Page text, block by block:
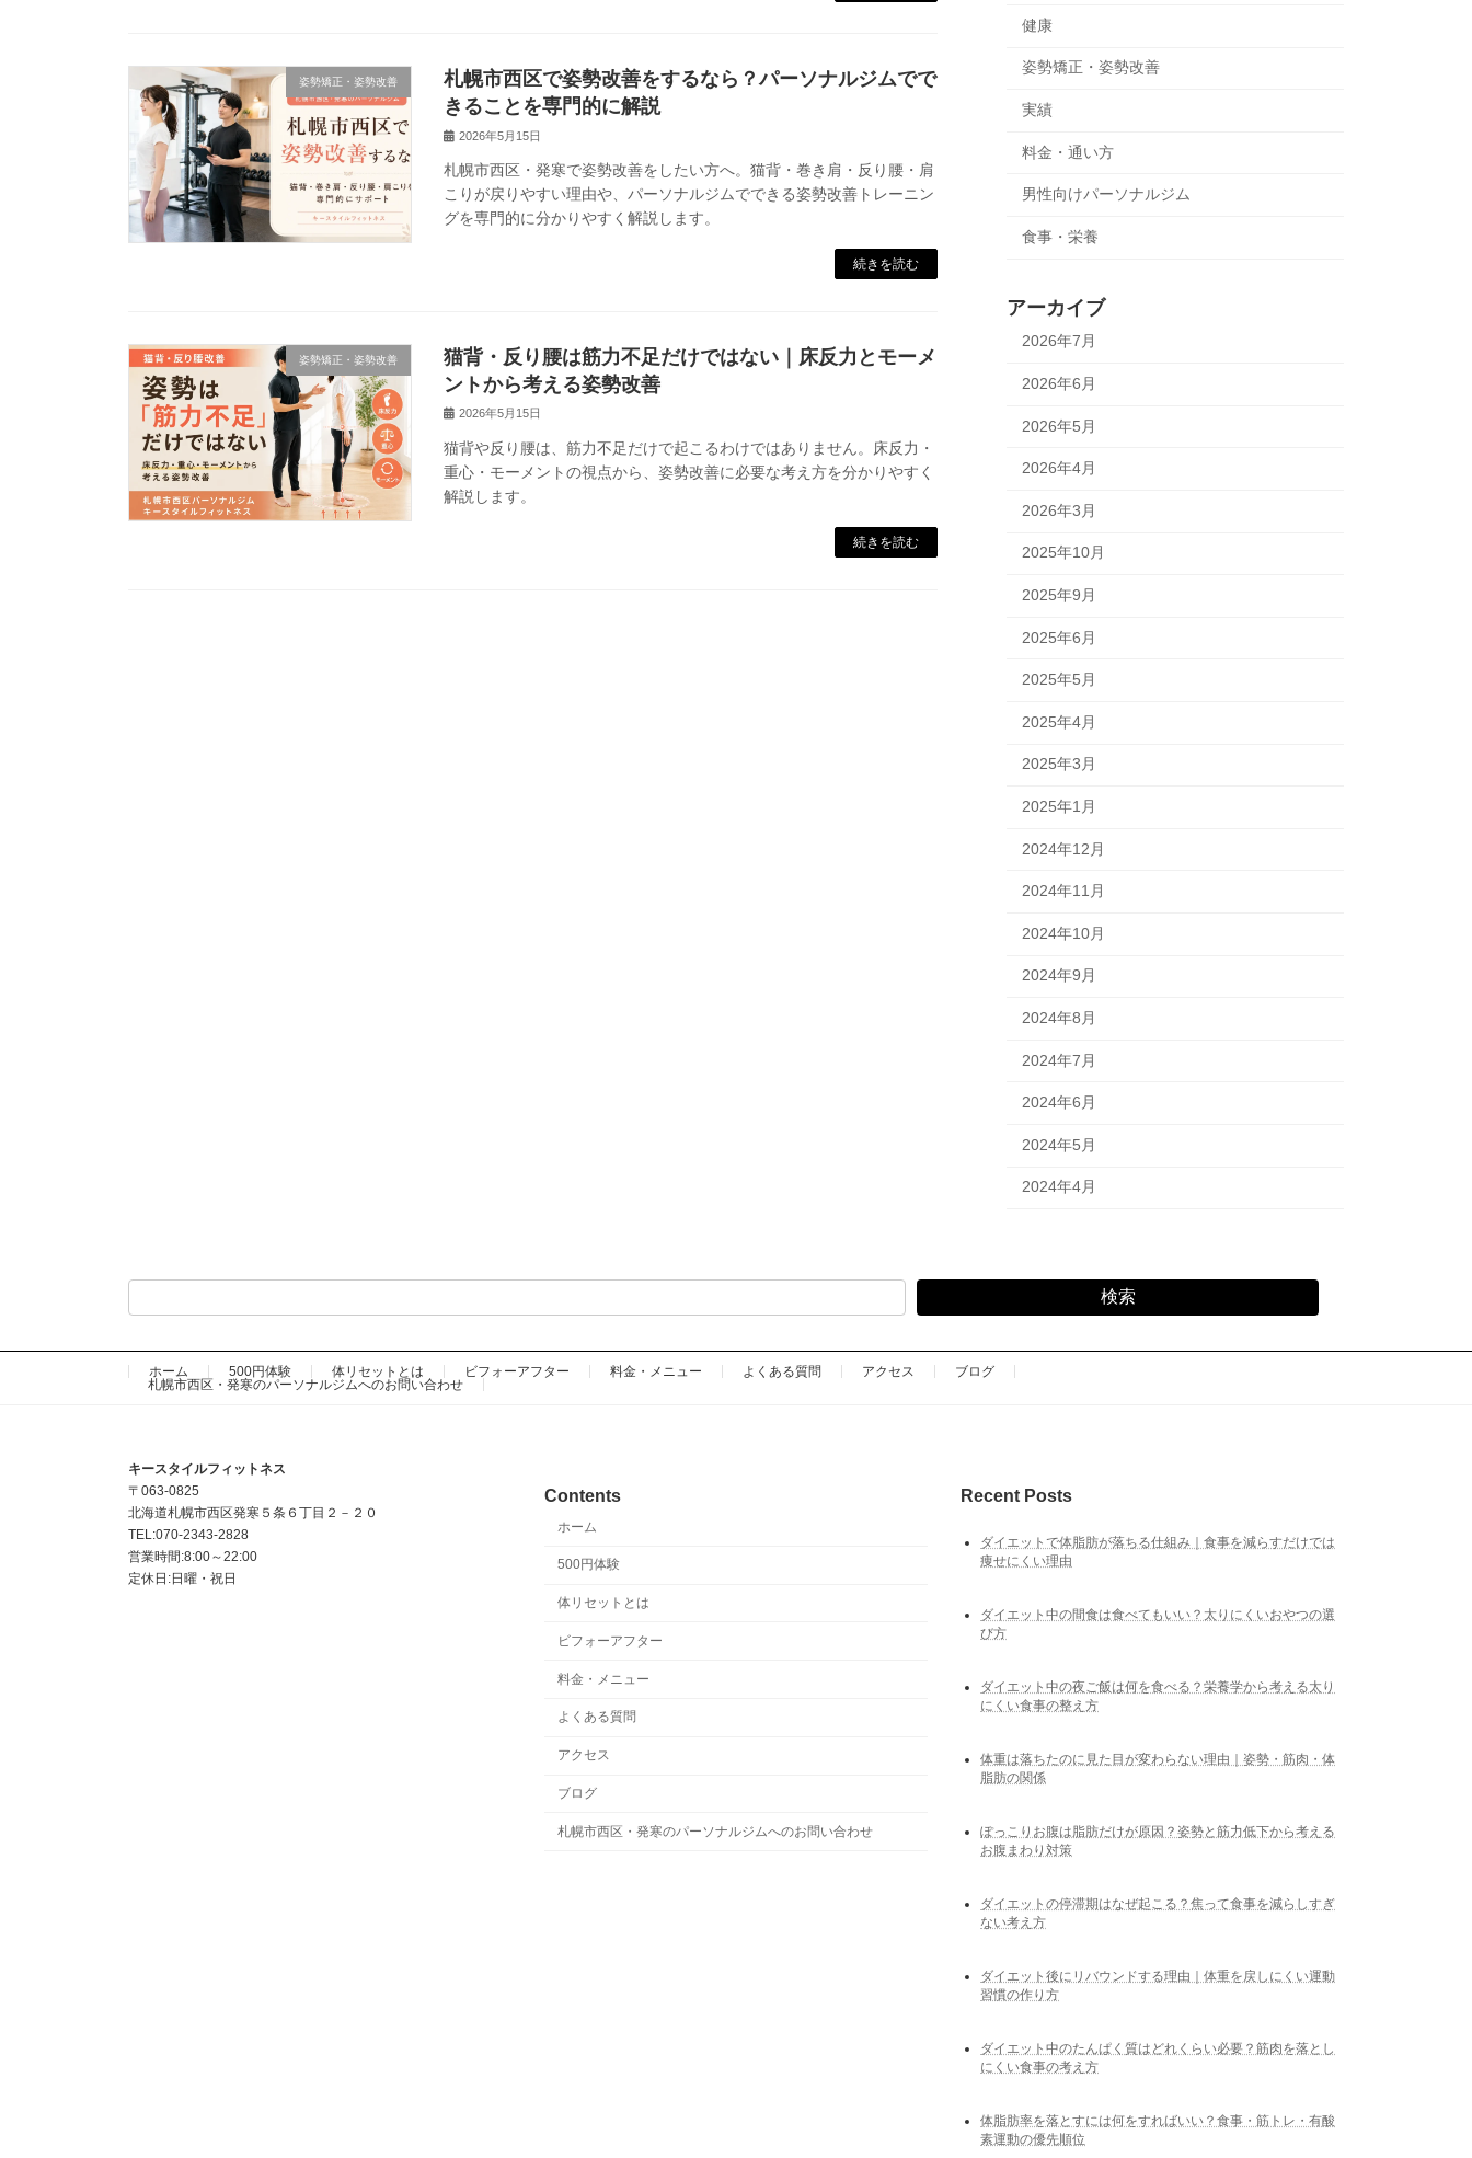
姿勢矯正・姿勢改善
札幌市西区で姿勢改善をするなら？パーソナルジムでで
きることを専門的に解説
2026年5月15日
札幌市西区・発寒で姿勢改善をしたい方へ。猫背・巻き肩・反り腰・肩
こりが戻りやすい理由や、パーソナルジムでできる姿勢改善トレーニン
グを専門的に分かりやすく解説します。
続きを読む
姿勢矯正・姿勢改善
猫背・反り腰は筋力不足だけではない｜床反力とモーメ
ントから考える姿勢改善
2026年5月15日
猫背や反り腰は、筋力不足だけで起こるわけではありません。床反力・
重心・モーメントの視点から、姿勢改善に必要な考え方を分かりやすく
解説します。
続きを読む
健康
姿勢矯正・姿勢改善
実績
料金・通い方
男性向けパーソナルジム
食事・栄養
アーカイブ
2026年7月
2026年6月
2026年5月
2026年4月
2026年3月
2025年10月
2025年9月
2025年6月
2025年5月
2025年4月
2025年3月
2025年1月
2024年12月
2024年11月
2024年10月
2024年9月
2024年8月
2024年7月
2024年6月
2024年5月
2024年4月
検索
ホーム 500円体験 体リセットとは ビフォーアフター 料金・メニュー よくある質問 アクセス
ブログ
札幌市西区・発寒のパーソナルジムへのお問い合わせ
キースタイルフィットネス
〒063-0825
北海道札幌市西区発寒５条６丁目２－２０
TEL:070-2343-2828
営業時間:8:00～22:00
定休日:日曜・祝日
Contents
ホーム
500円体験
体リセットとは
ビフォーアフター
料金・メニュー
よくある質問
アクセス
ブログ
札幌市西区・発寒のパーソナルジムへのお問い合わせ
Recent Posts
ダイエットで体脂肪が落ちる仕組み｜食事を減らすだけでは
痩せにくい理由
ダイエット中の間食は食べてもいい？太りにくいおやつの選
び方
ダイエット中の夜ご飯は何を食べる？栄養学から考える太り
にくい食事の整え方
体重は落ちたのに見た目が変わらない理由｜姿勢・筋肉・体
脂肪の関係
ぽっこりお腹は脂肪だけが原因？姿勢と筋力低下から考える
お腹まわり対策
ダイエットの停滞期はなぜ起こる？焦って食事を減らしすぎ
ない考え方
ダイエット後にリバウンドする理由｜体重を戻しにくい運動
習慣の作り方
ダイエット中のたんぱく質はどれくらい必要？筋肉を落とし
にくい食事の考え方
体脂肪率を落とすには何をすればいい？食事・筋トレ・有酸
素運動の優先順位